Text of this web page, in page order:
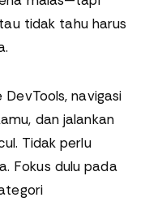
tidak tahu harus
navigasi
dan jalankan
Tidak perlu
Fokus dulu pada